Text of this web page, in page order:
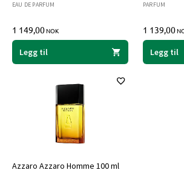
EAU DE PARFUM
1 149,00NOK
Legg til
PARFUM
1 139,00
Legg til
Azzaro Azzaro Homme 100 ml